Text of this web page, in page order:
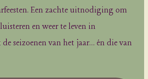
Een zachte uitnodiging om
en weer te leven in
seizoenen van het jaar… én die van